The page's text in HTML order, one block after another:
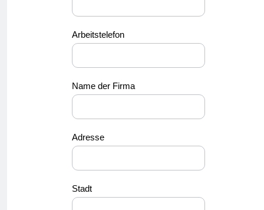
Arbeitstelefon
Name der Firma
Adresse
Stadt